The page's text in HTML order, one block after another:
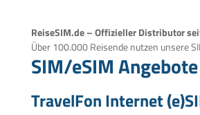
ReiseSIM.de – Offizieller Distributor
Über 100.000 Reisende nutzen unsere
SIM/eSIM
TravelFon Internet